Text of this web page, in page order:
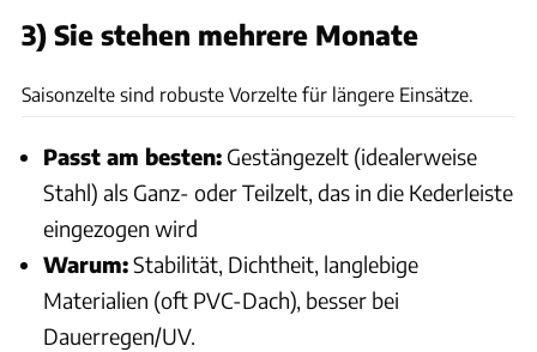
3) Sie stehen mehrere Monate
Saisonzelte sind robuste Vorzelte für längere Einsätze.
Passt am besten: Gestängezelt (idealerweise
Stahl) als Ganz- oder Teilzelt, das in die Kederleiste
eingezogen wird
Warum:Stabilität, Dichtheit, langlebige
Materialien (oft PVC-Dach), besser bei
Dauerregen/UV.